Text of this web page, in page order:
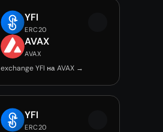
YFI
ERC20
AVAX
AVAX
exchange YFI на AVAX →
YFI
ERC20